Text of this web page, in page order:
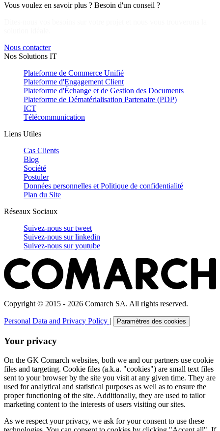
Vous voulez en savoir plus ? Besoin d'un conseil ?
Nous contacter
Nos Solutions IT
Plateforme de Commerce Unifié
Plateforme d'Engagement Client
Plateforme d'Échange et de Gestion des Documents
Plateforme de Dématérialisation Partenaire (PDP)
ICT
Télécommunication
Liens Utiles
Cas Clients
Blog
Société
Postuler
Données personnelles et Politique de confidentialité
Plan du Site
Réseaux Sociaux
Suivez-nous surtweet
Suivez-nous surlinkedin
Suivez-nous suryoutube
Copyright © 2015 - 2026 Comarch SA. All rights reserved.
Personal Data and Privacy Policy | Paramètres des cookies
Your privacy
On the GK Comarch websites, both we and our partners use cookie
files and targeting. Cookie files (a.k.a. "cookies") are small text files
sent to your browser by the site you visit at any given time. They are
used for analytical and statistical purposes as well as to ensure the
proper functioning of the site. Additionally, they are used to tailor
marketing content to the interests of users visiting our sites.
As we respect your privacy, we ask for your consent to use these